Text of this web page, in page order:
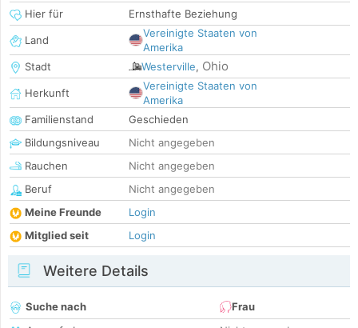
Hier für
Ernsthafte Beziehung
Land
Vereinigte Staaten von
Amerika
Stadt
Westerville, Ohio
Herkunft
Vereinigte Staaten von
Amerika
Familienstand
Geschieden
Bildungsniveau
Nicht angegeben
Rauchen
Nicht angegeben
Beruf
Nicht angegeben
Meine Freunde
Login
Mitglied seit
Login
Weitere Details
Suche nach
Frau